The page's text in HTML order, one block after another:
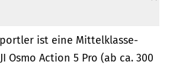
ist eine Mittelklasse-
Osmo Action 5 Pro (ab ca. 300